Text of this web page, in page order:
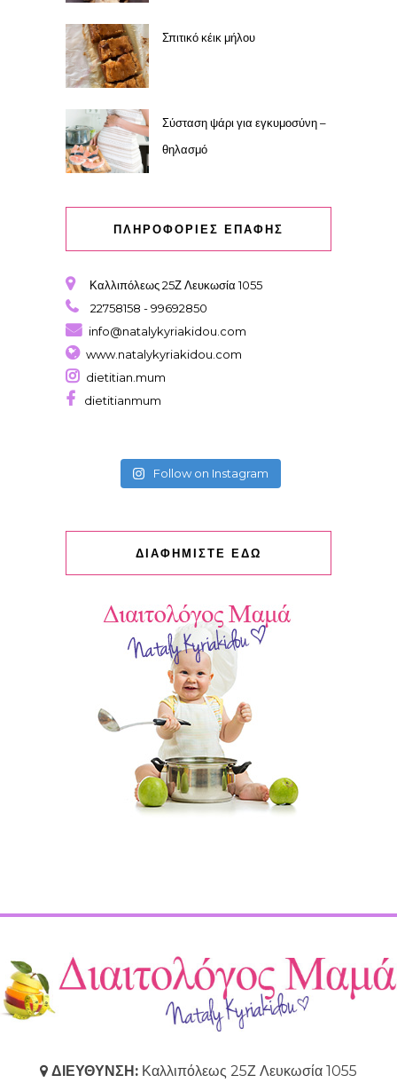
Σπιτικό κέικ μήλου
Σύσταση ψάρι για εγκυμοσύνη –
θηλασμό
ΠΛΗΡΟΦΟΡΙΕΣ ΕΠΑΦΗΣ
Καλλιπόλεως 25Ζ Λευκωσία 1055
22758158 - 99692850
info@natalykyriakidou.com
www.natalykyriakidou.com
dietitian.mum
dietitianmum
Follow on Instagram
ΔΙΑΦΗΜΙΣΤΕ ΕΔΩ
ΔΙΕΥΘΥΝΣΗ: Καλλιπόλεως 25Ζ Λευκωσία 1055